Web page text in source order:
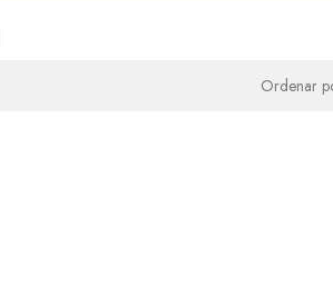
Ordenar